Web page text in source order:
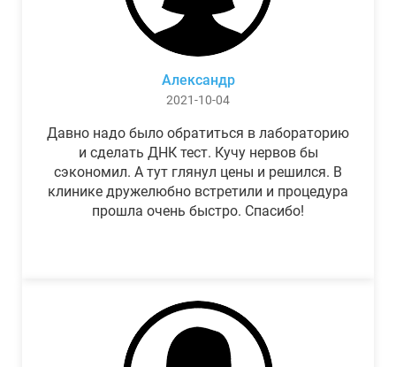
Александр
2021-10-04
Давно надо было обратиться в лабораторию
и сделать ДНК тест. Кучу нервов бы
сэкономил. А тут глянул цены и решился. В
клинике дружелюбно встретили и процедура
прошла очень быстро. Спасибо!